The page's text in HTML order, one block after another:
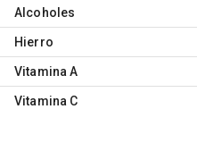
Alcoholes
Hierro
Vitamina A
Vitamina C